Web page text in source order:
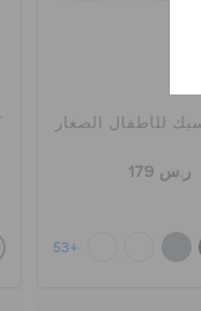
للأطفال الصغار
ر.س 179
+53